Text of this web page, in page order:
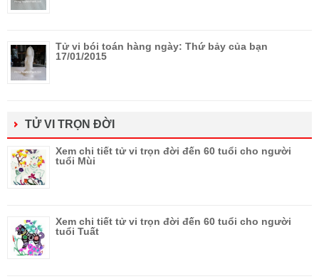
Tử vi bói toán hàng ngày: Thứ bảy của bạn
17/01/2015
TỬ VI TRỌN ĐỜI
Xem chi tiết tử vi trọn đời đến 60 tuổi cho người
tuổi Mùi
Xem chi tiết tử vi trọn đời đến 60 tuổi cho người
tuổi Tuất